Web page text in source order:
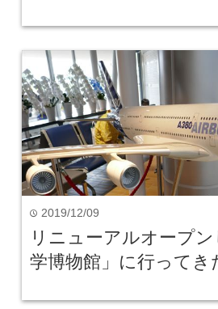
time 2019/12/09
リニューアルオープ
学博物館」に行ってき